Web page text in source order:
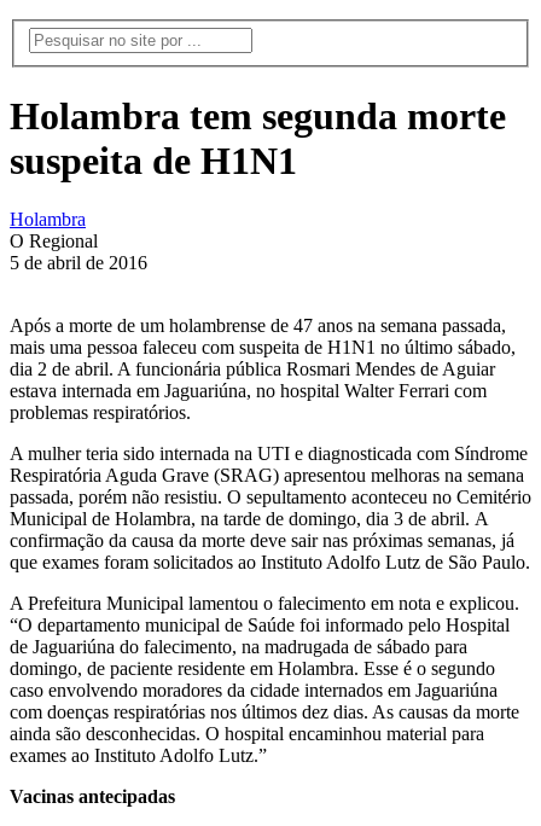
Holambra tem segunda morte
suspeita de H1N1
Holambra
O Regional
5 de abril de 2016
Após a morte de um holambrense de 47 anos na semana passada,
mais uma pessoa faleceu com suspeita de H1N1 no último sábado,
dia 2 de abril. A funcionária pública Rosmari Mendes de Aguiar
estava internada em Jaguariúna, no hospital Walter Ferrari com
problemas respiratórios.
A mulher teria sido internada na UTI e diagnosticada com Síndrome
Respiratória Aguda Grave (SRAG) apresentou melhoras na semana
passada, porém não resistiu. O sepultamento aconteceu no Cemitério
Municipal de Holambra, na tarde de domingo, dia 3 de abril. A
confirmação da causa da morte deve sair nas próximas semanas, já
que exames foram solicitados ao Instituto Adolfo Lutz de São Paulo.
A Prefeitura Municipal lamentou o falecimento em nota e explicou.
“O departamento municipal de Saúde foi informado pelo Hospital
de Jaguariúna do falecimento, na madrugada de sábado para
domingo, de paciente residente em Holambra. Esse é o segundo
caso envolvendo moradores da cidade internados em Jaguariúna
com doenças respiratórias nos últimos dez dias. As causas da morte
ainda são desconhecidas. O hospital encaminhou material para
exames ao Instituto Adolfo Lutz.”
Vacinas antecipadas